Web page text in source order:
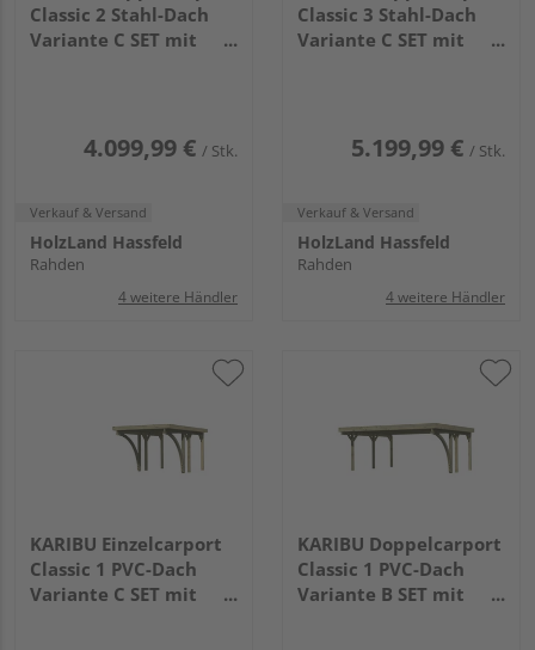
Classic 2 Stahl-Dach
Variante C SET mit
4.099,99 € / Stk.
Verkauf & Versand
HolzLand Hassfeld
Rahden
4 weitere Händler
Classic 3 Stahl-Dach
Variante C SET mit
5.199,99 € / Stk.
Verkauf & Versand
HolzLand Hassfeld
Rahden
4 weitere Händler
KARIBU Einzelcarport
Classic 1 PVC-Dach
Variante C SET mit
KARIBU Doppelcarport
Classic 1 PVC-Dach
Variante B SET mit